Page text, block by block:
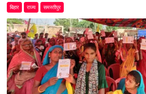
बिहार राज्य समस्तीपुर